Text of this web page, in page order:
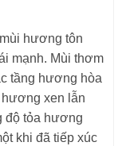
hương tôn
mạnh. Mùi thơm
tầng hương hòa
xen lẫn
độ tỏa hương
khi đã tiếp xúc